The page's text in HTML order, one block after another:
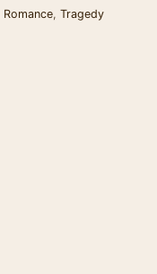
Romance, Tragedy